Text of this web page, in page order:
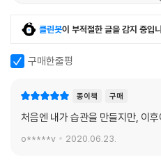
클린봇이 부적절한 글을 감지 중입
구매한줄평
종이책 구매
처음엔 내가 습관을 만들지만, 이
o*****v 2020.06.23.